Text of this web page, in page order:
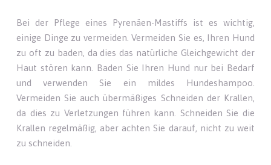
Bei der Pflege eines Pyrenäen-Mastiffs ist es wichtig,
einige Dinge zu vermeiden. Vermeiden Sie es, Ihren Hund
zu oft zu baden, da dies das natürliche Gleichgewicht der
Haut stören kann. Baden Sie Ihren Hund nur bei Bedarf
und verwenden Sie ein mildes Hundeshampoo.
Vermeiden Sie auch übermäßiges Schneiden der Krallen,
da dies zu Verletzungen führen kann. Schneiden Sie die
Krallen regelmäßig, aber achten Sie darauf, nicht zu weit
zu schneiden.